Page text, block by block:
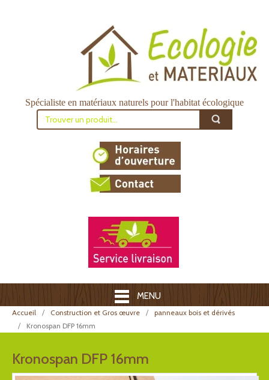
Spécialiste en matériaux naturels pour l'habitat écologique
MENU
Accueil Construction et Gros œuvre
panneaux bois et dérivés
Kronospan DFP 16mm
Kronospan DFP 16mm